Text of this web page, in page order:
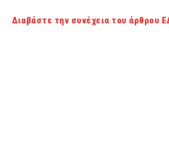
Διαβάστε την συνέχεια του άρθρου